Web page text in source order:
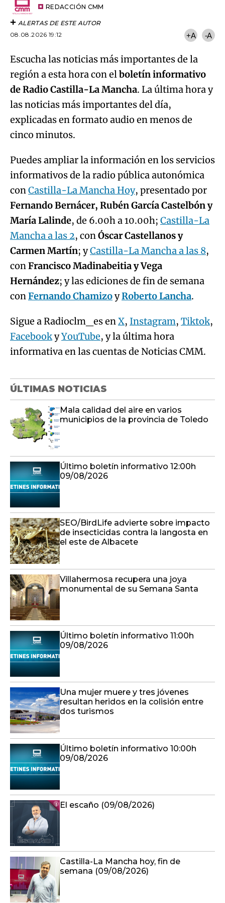
REDACCIÓN CMM
ALERTAS DE ESTE AUTOR
08.08.2026 19:12
+A -A
Escucha las noticias más importantes de la
región a esta hora con elboletín informativo
de Radio Castilla-La Mancha. La última hora y
las noticias más importantes del día,
explicadas en formato audio en menos de
cinco minutos.
Puedes ampliar la información en los servicios
informativos de la radio pública autonómica
conCastilla-La Mancha Hoy, presentado por
Fernando Bernácer, Rubén García Castelbón y
María Lalinde, de 6.00h a 10.00h; Castilla-La
Mancha a las 2, conÓscar Castellanos y
Carmen Martín; yCastilla-La Mancha a las 8,
conFrancisco Madinabeitia y Vega
Hernández; y las ediciones de fin de semana
conFernando ChamizoyRoberto Lancha.
Sigue a Radioclm_es enX, Instagram, Tiktok,
FacebookyYouTube, y la última hora
informativa en las cuentas de Noticias CMM.
ÚLTIMAS NOTICIAS
Mala calidad del aire en varios
municipios de la provincia de Toledo
Último boletín informativo 12:00h
09/08/2026
SEO/BirdLife advierte sobre impacto
de insecticidas contra la langosta en
el este de Albacete
Villahermosa recupera una joya
monumental de su Semana Santa
Último boletín informativo 11:00h
09/08/2026
Una mujer muere y tres jóvenes
resultan heridos en la colisión entre
dos turismos
Último boletín informativo 10:00h
09/08/2026
El escaño (09/08/2026)
Castilla-La Mancha hoy, fin de
semana (09/08/2026)